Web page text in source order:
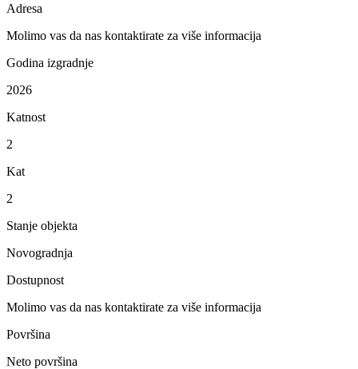
Adresa
Molimo vas da nas kontaktirate za više informacija
Godina izgradnje
2026
Katnost
2
Kat
2
Stanje objekta
Novogradnja
Dostupnost
Molimo vas da nas kontaktirate za više informacija
Površina
Neto površina